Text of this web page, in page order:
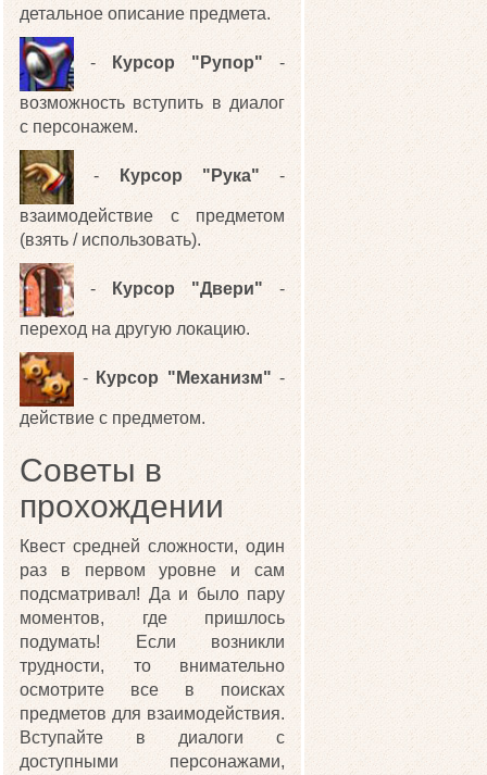
детальное описание предмета.
- Курсор "Рупор" -
возможность вступить в диалог
с персонажем.
- Курсор "Рука" -
взаимодействие с предметом
(взять / использовать).
- Курсор "Двери" -
переход на другую локацию.
- Курсор "Механизм" -
действие с предметом.
Советы в
прохождении
Квест средней сложности, один
раз в первом уровне и сам
подсматривал! Да и было пару
моментов, где пришлось
подумать! Если возникли
трудности, то внимательно
осмотрите все в поисках
предметов для взаимодействия.
Вступайте в диалоги с
доступными персонажами,